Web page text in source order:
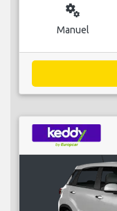
miscellaneous_services
Manuel